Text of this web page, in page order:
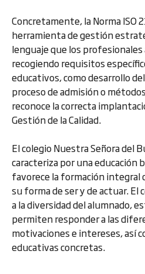
Concretamente, la Norma ISO
herramienta de gestión
lenguaje que los profesionales
recogiendo requisitos
educativos, como desarrollo
proceso de admisión o
reconoce la correcta
Gestión de la Calidad.
El colegio Nuestra Señora del
caracteriza por una educación
favorece la formación integral
su forma de ser y de actuar.
a la diversidad del alumnado,
permiten responder a las
motivaciones e intereses, así
educativas concretas.